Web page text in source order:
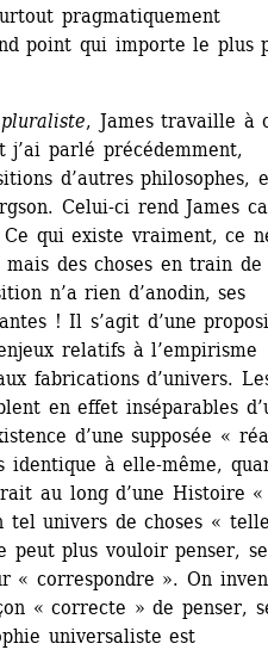
pragmatiquement
point qui importe le plus
, James travaille à
parlé précédemment,
d’autres philosophes,
Celui-ci rend James
qui existe vraiment, ce
des choses en train de
n’a rien d’anodin, ses
! Il s’agit d’une
relatifs à l’empirisme
fabrications d’univers.
en effet inséparables
d’une supposée «
identique à elle-même,
au long d’une Histoire
tel univers de choses «
peut plus vouloir penser,
« correspondre ». On
« correcte » de penser,
universaliste est